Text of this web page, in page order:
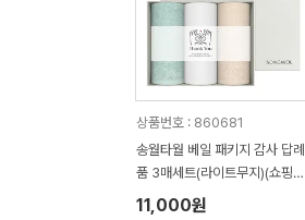
상품번호 : 860681
송월타월 베일 패키지 감사 답례
품 3매세트(라이트무지)(쇼핑백
증정)
11,000원